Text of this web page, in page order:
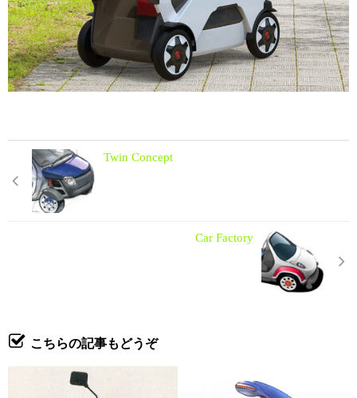
Twin Concept
Car Factory
こちらの記事もどうぞ